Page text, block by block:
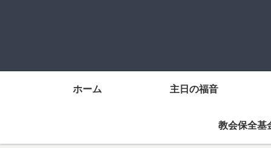
ホーム 主日の福音
教会保全基